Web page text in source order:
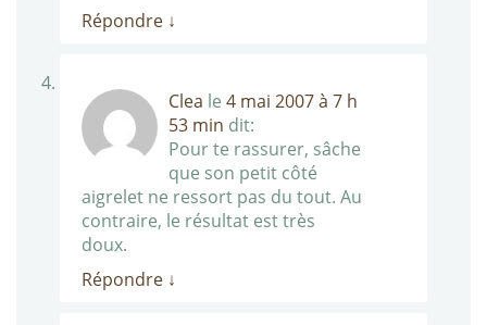
Répondre ↓
Clea le 4 mai 2007 à 7 h
53 min dit:
Pour te rassurer, sâche
que son petit côté
aigrelet ne ressort pas du tout. Au
contraire, le résultat est très
doux.
Répondre ↓